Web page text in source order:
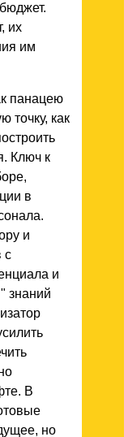
их
им
панацею
точку, как
Ключ к
в
и
с
и
знаний
В
но